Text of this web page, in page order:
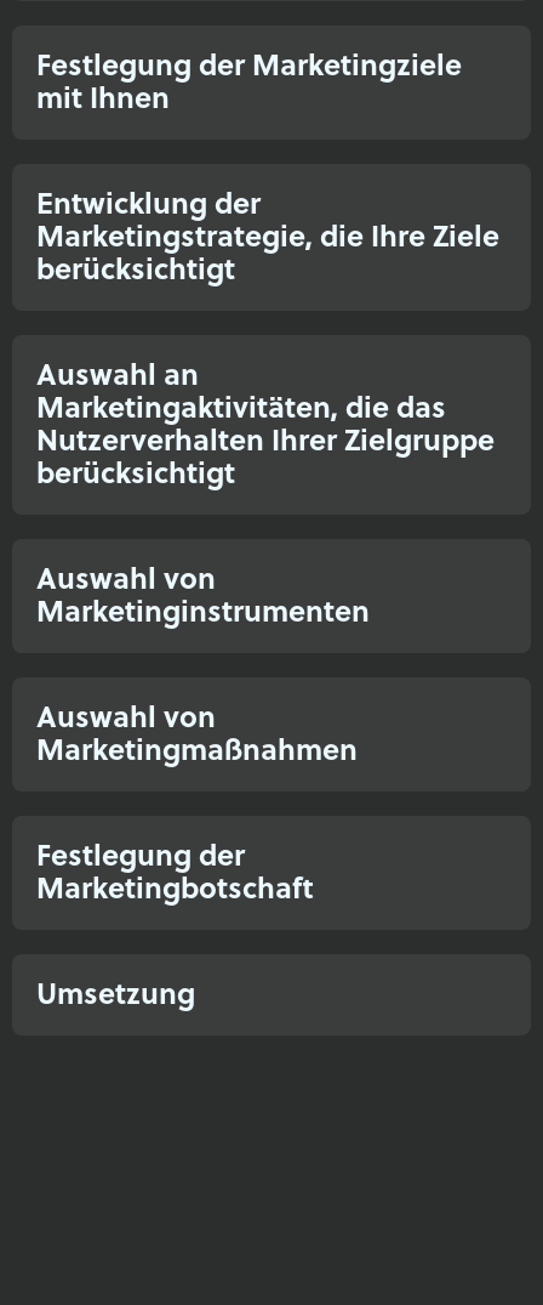
Festlegung der Marketingziele
mit Ihnen​
Entwicklung der
Marketingstrategie, die Ihre Ziele
berücksichtigt​
Auswahl an
Marketingaktivitäten, die das
Nutzerverhalten Ihrer Zielgruppe
berücksichtigt​
Auswahl von
Marketinginstrumenten​
Auswahl von
Marketingmaßnahmen​
Festlegung der
Marketingbotschaft​
Umsetzung